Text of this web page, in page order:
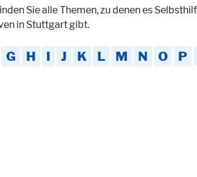
Sie alle Themen, zu denen es
in Stuttgart gibt.
G H I J K L M N O P